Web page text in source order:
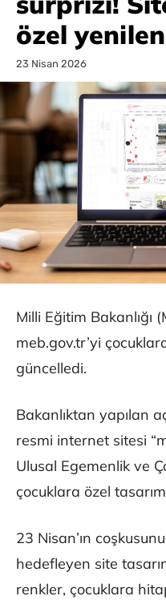
özel
23 Nisan 2026
Milli Eğitim Bakanlığı
meb.gov.tr’yi
güncelledi.
Bakanlıktan yapılan
resmi internet sitesi
Ulusal Egemenlik ve
çocuklara özel
23 Nisan’ın
hedefleyen site
renkler, çocuklara